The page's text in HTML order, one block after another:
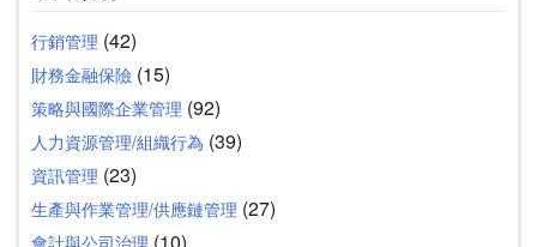
行銷管理 (42)
財務金融保險 (15)
策略與國際企業管理 (92)
人力資源管理/組織行為 (39)
資訊管理 (23)
生產與作業管理/供應鏈管理 (27)
會計與公司治理